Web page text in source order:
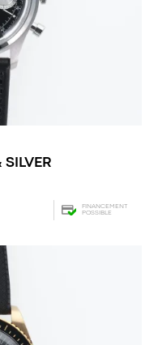
FINANCEMENT
POSSIBLE